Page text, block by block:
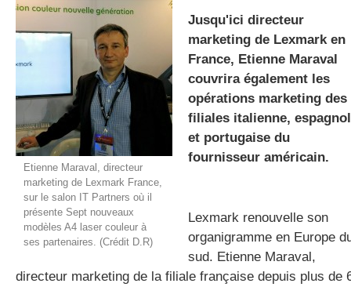
gratuite
Etienne Maraval, directeur
marketing de Lexmark France,
sur le salon IT Partners où il
présente Sept nouveaux
modèles A4 laser couleur à
ses partenaires. (Crédit D.R)
Jusqu'ici directeur
marketing de Lexmark en
France, Etienne Maraval
couvrira également les
opérations marketing des
filiales italienne,
et portugaise du
fournisseur américain.
Lexmark renouvelle son
organigramme en Europe
sud. Etienne Maraval,
directeur marketing de la filiale française depuis plus de